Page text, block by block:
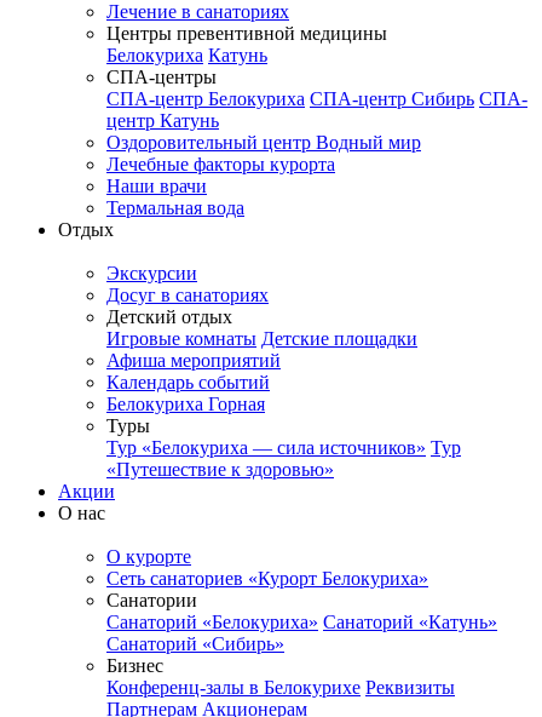
Лечение в санаториях
Центры превентивной медицины
Белокуриха Катунь
СПА-центры
СПА-центр Белокуриха СПА-центр Сибирь СПА-
центр Катунь
Оздоровительный центр Водный мир
Лечебные факторы курорта
Наши врачи
Термальная вода
Отдых
Экскурсии
Досуг в санаториях
Детский отдых
Игровые комнаты Детские площадки
Афиша мероприятий
Календарь событий
Белокуриха Горная
Туры
Тур «Белокуриха — сила источников» Тур
«Путешествие к здоровью»
Акции
О нас
О курорте
Сеть санаториев «Курорт Белокуриха»
Санатории
Санаторий «Белокуриха» Санаторий «Катунь»
Санаторий «Сибирь»
Бизнес
Конференц-залы в Белокурихе Реквизиты
Партнерам Акционерам